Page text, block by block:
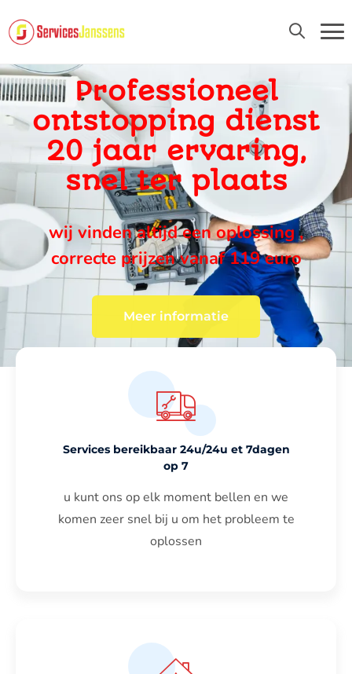
Professioneel
ontstopping dienst
20 jaar ervaring,
snel ter plaats
wij vinden altijd een oplossing ,
correcte prijzen vanaf 119 euro
Meer informatie
Services bereikbaar 24u/24u et 7dagen
op 7
u kunt ons op elk moment bellen en we
komen zeer snel bij u om het probleem te
oplossen